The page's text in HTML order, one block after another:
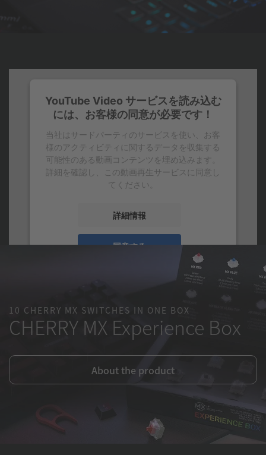
YouTube Video サービスを読み込む
には、お客様の同意が必要です！
当社はサードパーティのサービスを使い、お客
様のアクティビティに関するデータを収集する
可能性のある動画コンテンツを埋め込みます。
詳細を確認し、この動画再生サービスに同意し
てください。
詳細情報
同意する
10 CHERRY MX SWITCHES IN ONE BOX
CHERRY MX Experience Box
About the product